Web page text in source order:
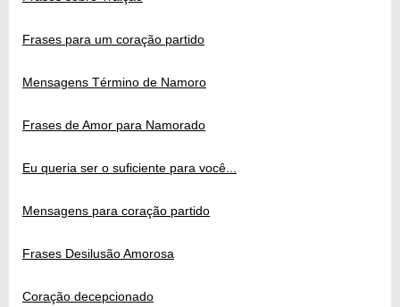
Frases para um coração partido
Mensagens Término de Namoro
Frases de Amor para Namorado
Eu queria ser o suficiente para você...
Mensagens para coração partido
Frases Desilusão Amorosa
Coração decepcionado